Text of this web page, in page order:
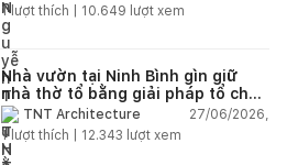
1lượt thích | 10.649 lượt xem
Nhà vườn tại Ninh Bình gìn giữ
nhà thờ tổ bằng giải pháp tổ chức
lại không gian
TNT Architecture
27/06/2026,
1lượt thích | 12.343 lượt xem